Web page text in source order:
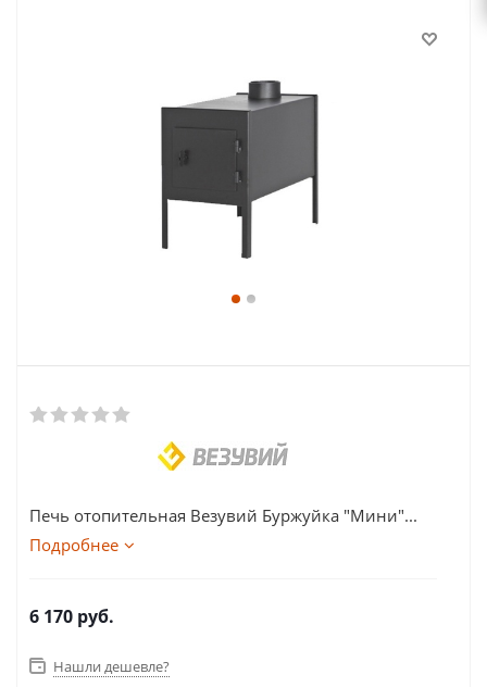
Печь отопительная Везувий Буржуйка "Мини"...
Подробнее
6 170 руб.
Нашли дешевле?